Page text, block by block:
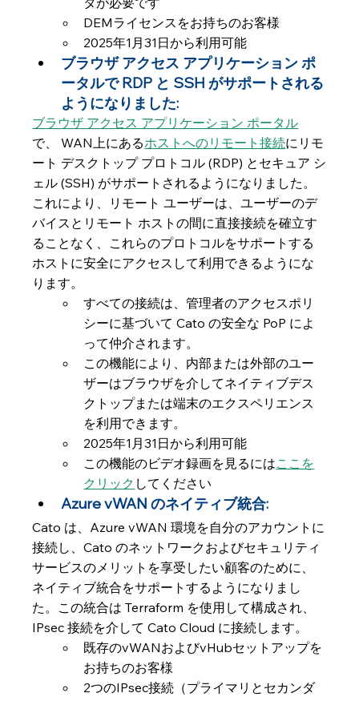
DEMライセンスをお持ちのお客様
2025年1月31日から利用可能
ブラウザ アクセス アプリケーション ポ
ータルで RDP と SSH がサポートされる
ようになりました:
ブラウザ アクセス アプリケーション ポータル
で、 WAN上にあるホストへのリモート接続にリモ
ート デスクトップ プロトコル (RDP) とセキュア シ
ェル (SSH) がサポートされるようになりました。
これにより、リモート ユーザーは、ユーザーのデ
バイスとリモート ホストの間に直接接続を確立す
ることなく、これらのプロトコルをサポートする
ホストに安全にアクセスして利用できるようにな
ります。
すべての接続は、管理者のアクセスポリ
シーに基づいて Cato の安全な PoP によ
って仲介されます。
この機能により、内部または外部のユー
ザーはブラウザを介してネイティブデス
クトップまたは端末のエクスペリエンス
を利用できます。
2025年1月31日から利用可能
この機能のビデオ録画を見るにはここを
クリック してください
Azure vWAN のネイティブ統合:
Cato は、Azure vWAN 環境を自分のアカウントに
接続し、Cato のネットワークおよびセキュリティ
サービスのメリットを享受したい顧客のために、
ネイティブ統合をサポートするようになりまし
た。この統合は Terraform を使用して構成され、
IPsec 接続を介して Cato Cloud に接続します。
既存のvWANおよびvHubセットアップを
お持ちのお客様
2つのIPsec接続（プライマリとセカンダ